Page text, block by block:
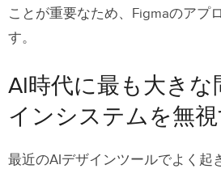
ことが重要なため、Figmaのアプ
す。
AI時代に最も大き
インシステムを無視
最近のAIデザインツールでよく起